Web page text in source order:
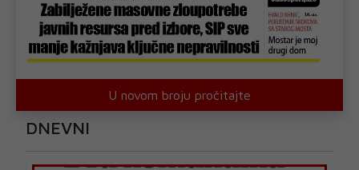
U novom broju pročitajte
DNEVNI